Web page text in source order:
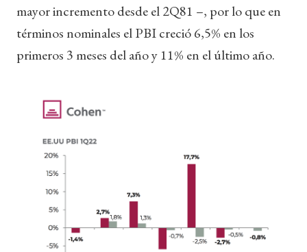
mayor incremento desde el 2Q81 –, por lo que en
términos nominales el PBI creció 6,5% en los
primeros 3 meses del año y 11% en el último año.